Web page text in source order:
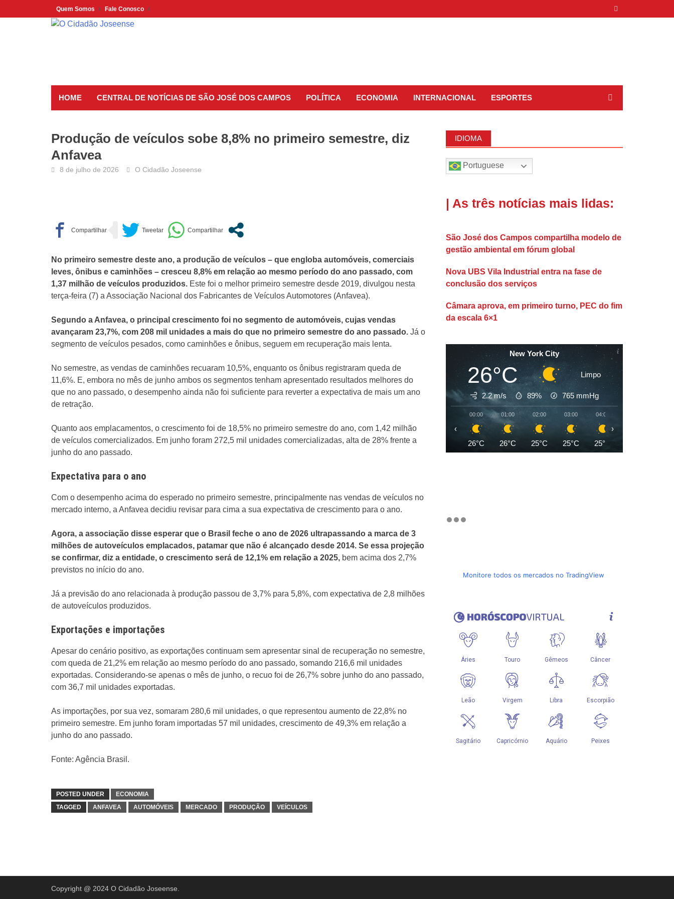
to
Quem Somos Fale Conosco
HOME CENTRAL DE NOTÍCIAS DE SÃO JOSÉ DOS CAMPOS POLÍTICA ECONOMIA INTERNACIONAL ESPORTES
Produção de veículos sobe 8,8% no primeiro semestre, diz
Anfavea
8 de julho de 2026 O Cidadão Joseense
No primeiro semestre deste ano, a produção de veículos – que engloba automóveis, comerciais
leves, ônibus e caminhões – cresceu 8,8% em relação ao mesmo período do ano passado, com
1,37 milhão de veículos produzidos. Este foi o melhor primeiro semestre desde 2019, divulgou nesta
terça-feira (7) a Associação Nacional dos Fabricantes de Veículos Automotores (Anfavea).
Segundo a Anfavea, o principal crescimento foi no segmento de automóveis, cujas vendas
avançaram 23,7%, com 208 mil unidades a mais do que no primeiro semestre do ano passado. Já o
segmento de veículos pesados, como caminhões e ônibus, seguem em recuperação mais lenta.
No semestre, as vendas de caminhões recuaram 10,5%, enquanto os ônibus registraram queda de
11,6%. E, embora no mês de junho ambos os segmentos tenham apresentado resultados melhores do
que no ano passado, o desempenho ainda não foi suficiente para reverter a expectativa de mais um ano
de retração.
Quanto aos emplacamentos, o crescimento foi de 18,5% no primeiro semestre do ano, com 1,42 milhão
de veículos comercializados. Em junho foram 272,5 mil unidades comercializadas, alta de 28% frente a
junho do ano passado.
Expectativa para o ano
Com o desempenho acima do esperado no primeiro semestre, principalmente nas vendas de veículos no
mercado interno, a Anfavea decidiu revisar para cima a sua expectativa de crescimento para o ano.
Agora, a associação disse esperar que o Brasil feche o ano de 2026 ultrapassando a marca de 3
milhões de autoveículos emplacados, patamar que não é alcançado desde 2014. Se essa projeção
se confirmar, diz a entidade, o crescimento será de 12,1% em relação a 2025, bem acima dos 2,7%
previstos no início do ano.
Já a previsão do ano relacionada à produção passou de 3,7% para 5,8%, com expectativa de 2,8 milhões
de autoveículos produzidos.
Exportações e importações
Apesar do cenário positivo, as exportações continuam sem apresentar sinal de recuperação no semestre,
com queda de 21,2% em relação ao mesmo período do ano passado, somando 216,6 mil unidades
exportadas. Considerando-se apenas o mês de junho, o recuo foi de 26,7% sobre junho do ano passado,
com 36,7 mil unidades exportadas.
As importações, por sua vez, somaram 280,6 mil unidades, o que representou aumento de 22,8% no
primeiro semestre. Em junho foram importadas 57 mil unidades, crescimento de 49,3% em relação a
junho do ano passado.
Fonte: Agência Brasil.
POSTED UNDER
ECONOMIA
TAGGED
ANFAVEA AUTOMÓVEIS MERCADO PRODUÇÃO VEÍCULOS
IDIOMA
Portuguese
| As três notícias mais lidas:
São José dos Campos compartilha modelo de
gestão ambiental em fórum global
Nova UBS Vila Industrial entra na fase de
conclusão dos serviços
Câmara aprova, em primeiro turno, PEC do fim
da escala 6×1
New York City
26°C Limpo
2.2 m/s 89% 765 mmHg
00:00
26°C
01:00
26°C
02:00
25°C
03:00
25°C
04:00
25°C
‹ ›
Monitore todos os mercados no TradingView
Copyright @ 2024 O Cidadão Joseense.